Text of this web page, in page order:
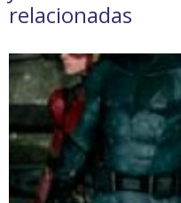
relacionadas